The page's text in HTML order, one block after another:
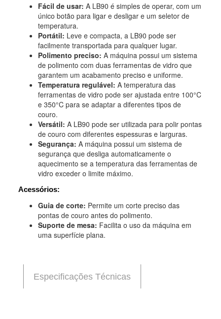
Fácil de usar: A LB90 é simples de operar, com um
único botão para ligar e desligar e um seletor de
temperatura.
Portátil: Leve e compacta, a LB90 pode ser
facilmente transportada para qualquer lugar.
Polimento preciso: A máquina possui um sistema
de polimento com duas ferramentas de vidro que
garantem um acabamento preciso e uniforme.
Temperatura regulável: A temperatura das
ferramentas de vidro pode ser ajustada entre 100°C
e 350°C para se adaptar a diferentes tipos de
couro.
Versátil: A LB90 pode ser utilizada para polir pontas
de couro com diferentes espessuras e larguras.
Segurança: A máquina possui um sistema de
segurança que desliga automaticamente o
aquecimento se a temperatura das ferramentas de
vidro exceder o limite máximo.
Acessórios:
Guia de corte: Permite um corte preciso das
pontas de couro antes do polimento.
Suporte de mesa: Facilita o uso da máquina em
uma superfície plana.
Especificações Técnicas